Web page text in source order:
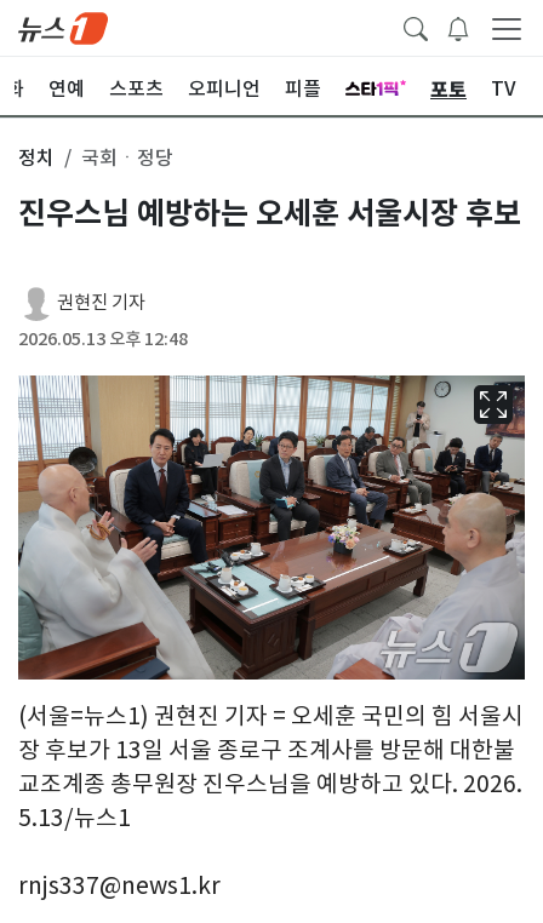
화 연예 스포츠 오피니언 피플 포토 TV
정치 국회ㆍ정당
진우스님 예방하는 오세훈 서울시장 후보
권현진 기자
2026.05.13 오후 12:48
(서울=뉴스1) 권현진 기자 = 오세훈 국민의 힘 서울시
장 후보가 13일 서울 종로구 조계사를 방문해 대한불
교조계종 총무원장 진우스님을 예방하고 있다. 2026.
5.13/뉴스1
rnjs337@news1.kr